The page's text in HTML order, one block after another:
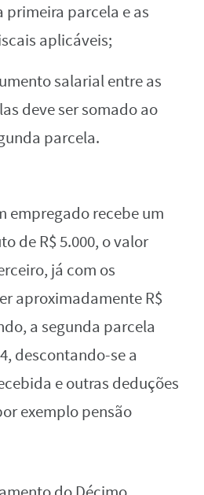
primeira parcela e as
aplicáveis;
salarial entre as
deve ser somado ao
parcela.
empregado recebe um
de R$ 5.000, o valor
já com os
aproximadamente R$
a segunda parcela
descontando-se a
e outras deduções
exemplo pensão